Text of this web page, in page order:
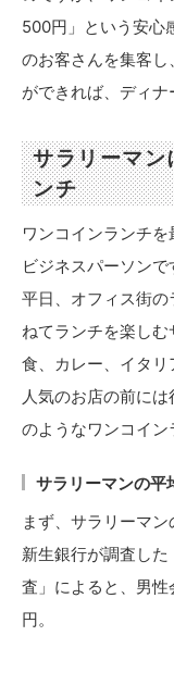
500円」という安心
のお客さんを集客
ができれば、ディナ
サラリーマン
ンチ
ワンコインランチ
ビジネスパーソンで
平日、オフィス街
ねてランチを楽し
食、カレー、イタリ
人気のお店の前に
のようなワンコイン
サラリーマンの平
まず、サラリーマン
新生銀行が調査し
査」によると、男
円。